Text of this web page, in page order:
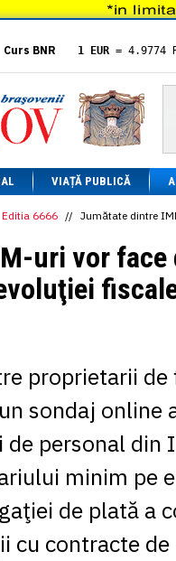
Curs BNR 1 EUR = 4.9774
= 5.8304
1 XAU= 464.4611
1 AED= 1.1933
1 AUD= 2.7957
1 BGN= 2.5449
1 CAD= 3.1559
1 CHF= 5.2813
1 CNY= 0.6015
= 0.6668
1 EGP
= 0.0860
1 HUF= 1.2223
1 INR
= 0.0513
1 NOK= 0.4191
1 PLN= 1.1646
1 RSD
1 RUB= 0.0530
1 TRY = 0.1141
= 0.1048
1 XDR= 5.9383
1 ZAR = 0.2318
VIAȚĂ PUBLICĂ
Editia 6666 // Jumătate dintre
uri vor
proprietarii de
sondaj online
personal din
minim pe
de plată a
cu contracte